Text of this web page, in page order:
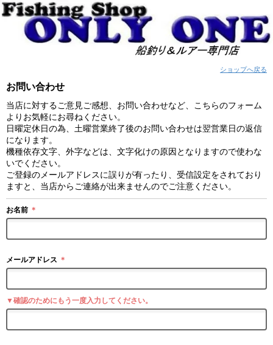
ショップへ戻る
お問い合わせ
当店に対するご意見ご感想、お問い合わせなど、こちらのフォーム
よりお気軽にお尋ねください。
日曜定休日の為、土曜営業終了後のお問い合わせは翌営業日の返信
になります。
機種依存文字、外字などは、文字化けの原因となりますので使わな
いでください。
ご登録のメールアドレスに誤りが有ったり、受信設定をされており
ますと、当店からご連絡が出来ませんのでご注意ください。
お名前 ＊
メールアドレス ＊
▼確認のためにもう一度入力してください。